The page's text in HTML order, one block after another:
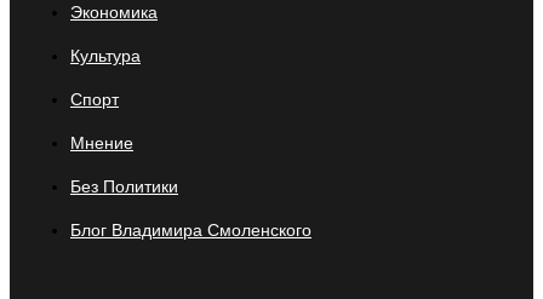
Экономика
Культура
Спорт
Мнение
Без Политики
Блог Владимира Смоленского